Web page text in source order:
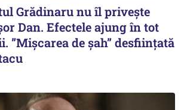
Grădinaru nu îl privește
Dan. Efectele ajung în tot
”Mișcarea de șah” desființată